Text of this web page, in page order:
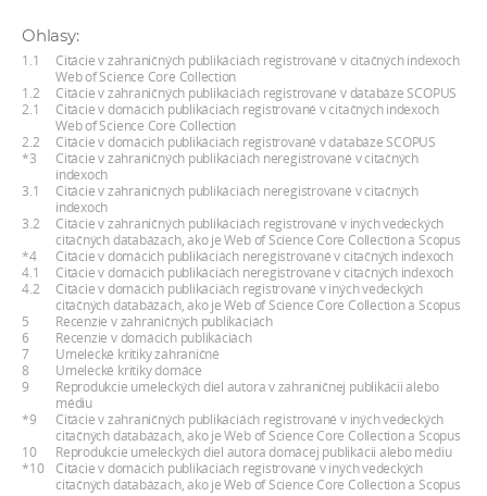
o
n
o
c
h
Ohlasy:
1.1
Citácie v zahraničných publikáciách registrované v citačných indexoch
Web of Science Core Collection
1.2
Citácie v zahraničných publikáciách registrované v databáze SCOPUS
2.1
Citácie v domácich publikáciách registrované v citačných indexoch
Web of Science Core Collection
2.2
Citácie v domácich publikáciách registrované v databáze SCOPUS
*3
Citácie v zahraničných publikáciách neregistrované v citačných
indexoch
3.1
Citácie v zahraničných publikáciách neregistrované v citačných
indexoch
3.2
Citácie v zahraničných publikáciách registrované v iných vedeckých
citačných databázach, ako je Web of Science Core Collection a Scopus
*4
Citácie v domácich publikáciách neregistrované v citačných indexoch
4.1
Citácie v domácich publikáciách neregistrované v citačných indexoch
4.2
Citácie v domácich publikáciách registrované v iných vedeckých
citačných databázach, ako je Web of Science Core Collection a Scopus
5
Recenzie v zahraničných publikáciách
6
Recenzie v domácich publikáciách
7
Umelecké kritiky zahraničné
8
Umelecké kritiky domáce
9
Reprodukcie umeleckých diel autora v zahraničnej publikácii alebo
médiu
*9
Citácie v zahraničných publikáciách registrované v iných vedeckých
citačných databázach, ako je Web of Science Core Collection a Scopus
10
Reprodukcie umeleckých diel autora domácej publikácii alebo médiu
*10
Citácie v domácich publikáciách registrované v iných vedeckých
citačných databázach, ako je Web of Science Core Collection a Scopus